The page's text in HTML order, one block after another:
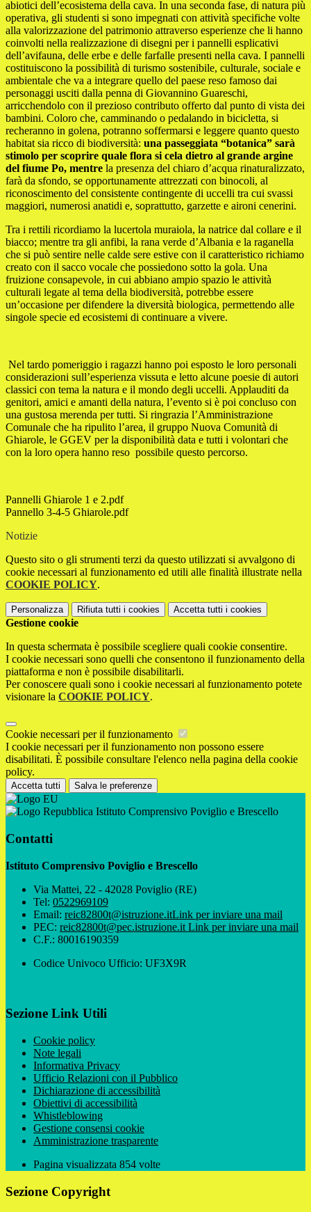
abiotici dell’ecosistema della cava. In una seconda fase, di natura più
operativa, gli studenti si sono impegnati con attività specifiche volte
alla valorizzazione del patrimonio attraverso esperienze che li hanno
coinvolti nella realizzazione di disegni per i pannelli esplicativi
dell’avifauna, delle erbe e delle farfalle presenti nella cava. I pannelli
costituiscono la possibilità di turismo sostenibile, culturale, sociale e
ambientale che va a integrare quello del paese reso famoso dai
personaggi usciti dalla penna di Giovannino Guareschi,
arricchendolo con il prezioso contributo offerto dal punto di vista dei
bambini. Coloro che, camminando o pedalando in bicicletta, si
recheranno in golena, potranno soffermarsi e leggere quanto questo
habitat sia ricco di biodiversità: una passeggiata “botanica” sarà
stimolo per scoprire quale flora si cela dietro al grande argine
del fiume Po, mentre la presenza del chiaro d’acqua rinaturalizzato,
farà da sfondo, se opportunamente attrezzati con binocoli, al
riconoscimento del consistente contingente di uccelli tra cui svassi
maggiori, numerosi anatidi e, soprattutto, garzette e aironi cenerini.
Tra i rettili ricordiamo la lucertola muraiola, la natrice dal collare e il
biacco; mentre tra gli anfibi, la rana verde d’Albania e la raganella
che si può sentire nelle calde sere estive con il caratteristico richiamo
creato con il sacco vocale che possiedono sotto la gola. Una
fruizione consapevole, in cui abbiano ampio spazio le attività
culturali legate al tema della biodiversità, potrebbe essere
un’occasione per difendere la diversità biologica, permettendo alle
singole specie ed ecosistemi di continuare a vivere.
Nel tardo pomeriggio i ragazzi hanno poi esposto le loro personali
considerazioni sull’esperienza vissuta e letto alcune poesie di autori
classici con tema la natura e il mondo degli uccelli. Applauditi da
genitori, amici e amanti della natura, l’evento si è poi concluso con
una gustosa merenda per tutti. Si ringrazia l’Amministrazione
Comunale che ha ripulito l’area, il gruppo Nuova Comunità di
Ghiarole, le GGEV per la disponibilità data e tutti i volontari che
con la loro opera hanno reso possibile questo percorso.
Pannelli Ghiarole 1 e 2.pdf
Pannello 3-4-5 Ghiarole.pdf
Notizie
Questo sito o gli strumenti terzi da questo utilizzati si avvalgono di
cookie necessari al funzionamento ed utili alle finalità illustrate nella
COOKIE POLICY.
Personalizza Rifiuta tutti i cookies Accetta tutti i cookies
Gestione cookie
In questa schermata è possibile scegliere quali cookie consentire.
I cookie necessari sono quelli che consentono il funzionamento della
piattaforma e non è possibile disabilitarli.
Per conoscere quali sono i cookie necessari al funzionamento potete
visionare la COOKIE POLICY.
Cookie necessari per il funzionamento
I cookie necessari per il funzionamento non possono essere
disabilitati. È possibile consultare l'elenco nella pagina della cookie
policy.
Accetta tutti Salva le preferenze
Istituto Comprensivo Poviglio e Brescello
Contatti
Istituto Comprensivo Poviglio e Brescello
Via Mattei, 22 - 42028 Poviglio (RE)
Tel: 0522969109
Email: reic82800t@istruzione.itLink per inviare una mail
PEC: reic82800t@pec.istruzione.it Link per inviare una mail
C.F.: 80016190359
Codice Univoco Ufficio: UF3X9R
Sezione Link Utili
Cookie policy
Note legali
Informativa Privacy
Ufficio Relazioni con il Pubblico
Dichiarazione di accessibilità
Obiettivi di accessibilità
Whistleblowing
Gestione consensi cookie
Amministrazione trasparente
Pagina visualizzata 854 volte
Sezione Copyright